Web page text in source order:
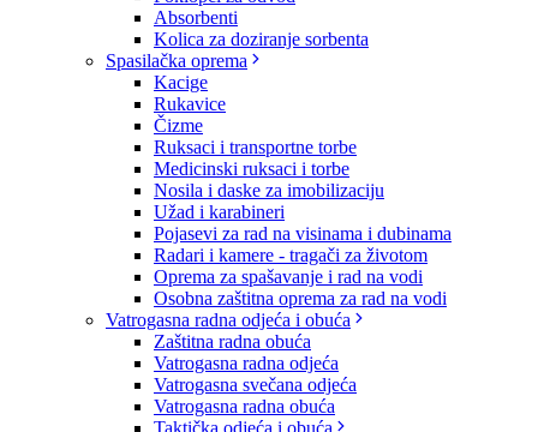
Absorbenti
Kolica za doziranje sorbenta
Spasilačka oprema
Kacige
Rukavice
Čizme
Ruksaci i transportne torbe
Medicinski ruksaci i torbe
Nosila i daske za imobilizaciju
Užad i karabineri
Pojasevi za rad na visinama i dubinama
Radari i kamere - tragači za životom
Oprema za spašavanje i rad na vodi
Osobna zaštitna oprema za rad na vodi
Vatrogasna radna odjeća i obuća
Zaštitna radna obuća
Vatrogasna radna odjeća
Vatrogasna svečana odjeća
Vatrogasna radna obuća
Taktička odjeća i obuća